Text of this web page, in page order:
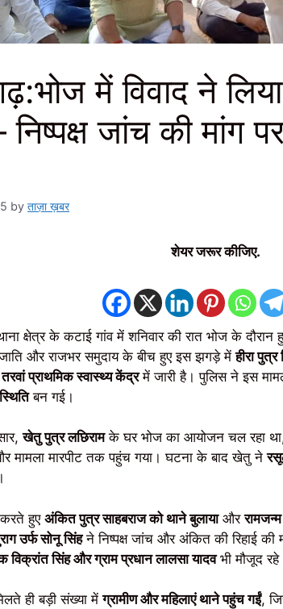
में विवाद ने
निष्पक्ष जांच की मांग
by ताज़ा ख़बर
शेयर जरूर कीजिए.
क्षेत्र के कटाई गांव में शनिवार की रात भोज के
और राजभर समुदाय के बीच हुए इस झगड़े मेंहीरा
तरवां प्राथमिक स्वास्थ्य केंद्रमें जारी है। पुलिस ने इस
बन गई।
खेतु पुत्र लछिरामके घर भोज का आयोजन चल रहा था,
मामला मारपीट तक पहुंच गया। घटना के बाद खेतु ने
करते हुएअंकित पुत्र साहबराज को थाने बुलायाऔर
उर्फ सोनू सिंहने निष्पक्ष जांच और अंकित की रिहाई की
विक्रांत सिंह और ग्राम प्रधान लालसा यादवभी मौजूद
ही बड़ी संख्या मेंग्रामीण और महिलाएं थाने पहुंच गईं,